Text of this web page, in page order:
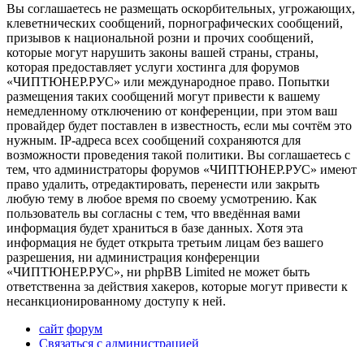
Вы соглашаетесь не размещать оскорбительных, угрожающих,
клеветнических сообщений, порнографических сообщений,
призывов к национальной розни и прочих сообщений,
которые могут нарушить законы вашей страны, страны,
которая предоставляет услуги хостинга для форумов
«ЧИПТЮНЕР.РУС» или международное право. Попытки
размещения таких сообщений могут привести к вашему
немедленному отключению от конференции, при этом ваш
провайдер будет поставлен в известность, если мы сочтём это
нужным. IP-адреса всех сообщений сохраняются для
возможности проведения такой политики. Вы соглашаетесь с
тем, что администраторы форумов «ЧИПТЮНЕР.РУС» имеют
право удалить, отредактировать, перенести или закрыть
любую тему в любое время по своему усмотрению. Как
пользователь вы согласны с тем, что введённая вами
информация будет храниться в базе данных. Хотя эта
информация не будет открыта третьим лицам без вашего
разрешения, ни администрация конференции
«ЧИПТЮНЕР.РУС», ни phpBB Limited не может быть
ответственна за действия хакеров, которые могут привести к
несанкционированному доступу к ней.
сайт форум
Связаться с администрацией